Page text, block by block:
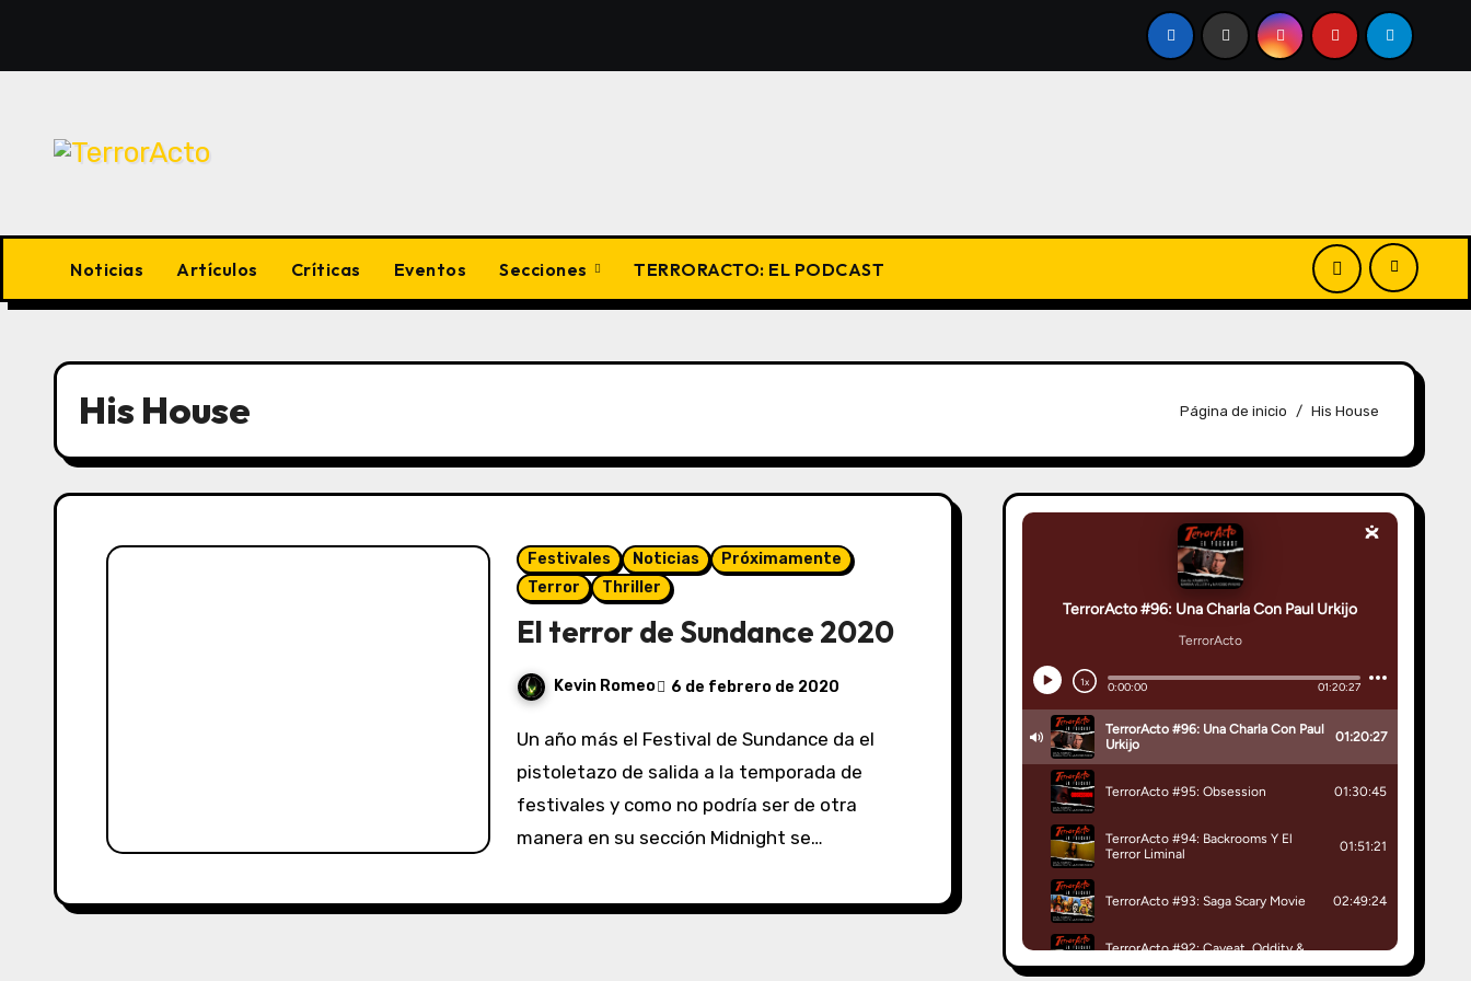
contenido
Noticias Artículos Críticas Eventos Secciones TERRORACTO: EL PODCAST
His House Página de inicio His House
Festivales Noticias
Próximamente
Terror
Thriller
El terror de Sundance 2020
Kevin Romeo 6 de febrero de 2020
Un año más el Festival de Sundance da el
pistoletazo de salida a la temporada de
festivales y como no podría ser de otra
manera en su sección Midnight se…